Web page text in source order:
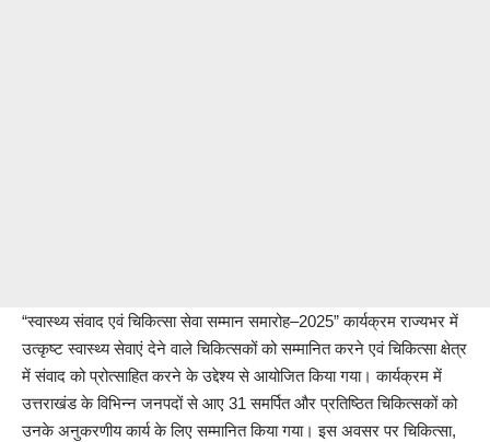
“स्वास्थ्य संवाद एवं चिकित्सा सेवा सम्मान समारोह–2025” कार्यक्रम राज्यभर में
उत्कृष्ट स्वास्थ्य सेवाएं देने वाले चिकित्सकों को सम्मानित करने एवं चिकित्सा क्षेत्र
में संवाद को प्रोत्साहित करने के उद्देश्य से आयोजित किया गया। कार्यक्रम में
उत्तराखंड के विभिन्न जनपदों से आए 31 समर्पित और प्रतिष्ठित चिकित्सकों को
उनके अनुकरणीय कार्य के लिए सम्मानित किया गया। इस अवसर पर चिकित्सा,